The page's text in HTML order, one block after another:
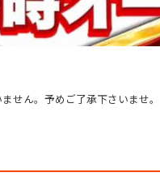
せん。予めご了承下さいませ。